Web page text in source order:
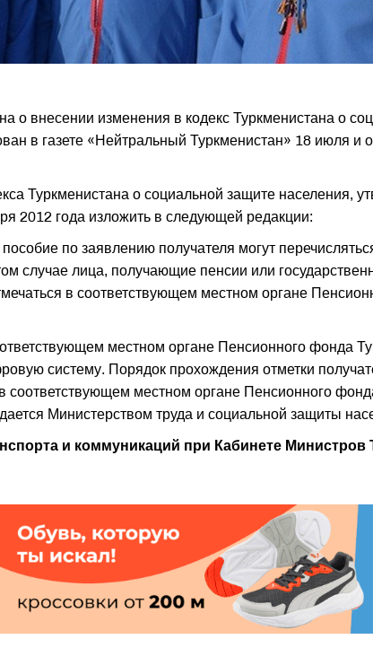
о внесении изменения в кодекс Туркменистана о
в газете «Нейтральный Туркменистан» 18 июля и
Туркменистана о социальной защите населения,
2012 года изложить в следующей редакции:
по заявлению получателя могут
случае лица, получающие пенсии или
в соответствующем местном органе
местном органе Пенсионного фонда
систему. Порядок прохождения отметки
соответствующем местном органе Пенсионного
Министерством труда и социальной защиты
и коммуникаций при Кабинете Министров